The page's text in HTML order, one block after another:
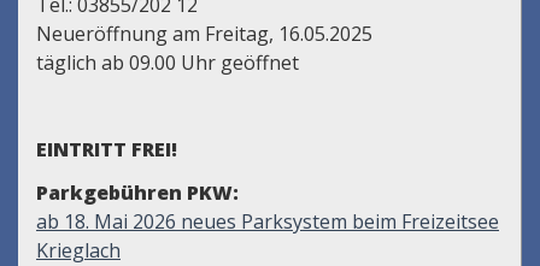
Neueröffnung am Freitag, 16.05.2025
täglich ab 09.00 Uhr geöffnet
EINTRITT FREI!
Parkgebühren PKW:
ab 18. Mai 2026 neues Parksystem beim Freizeitsee
Krieglach